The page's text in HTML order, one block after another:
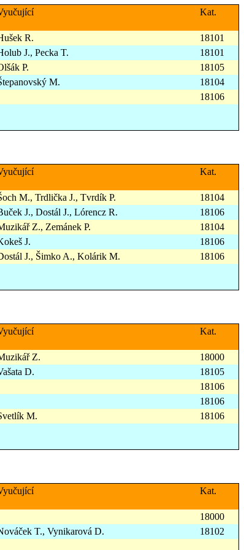
Kat.
R.
18101
J., Pecka T.
18101
P.
18105
M.
18104
18106
Kat.
M., Trdlička J., Tvrdík P.
18104
J., Dostál J., Lórencz R.
18106
Z., Zemánek P.
18104
J.
18106
J., Šimko A., Kolárik M.
18106
Kat.
Z.
18000
D.
18105
18106
18106
M.
18106
Kat.
18000
T., Vynikarová D.
18102